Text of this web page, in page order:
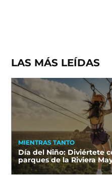
LAS MÁS LEÍDAS
MIENTRAS TANTO
Día del Niño: Diviértete
parques de la Riviera